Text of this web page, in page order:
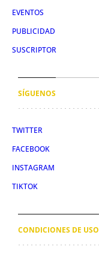
EVENTOS
PUBLICIDAD
SUSCRIPTOR
SÍGUENOS
TWITTER
FACEBOOK
INSTAGRAM
TIKTOK
CONDICIONES DE USO